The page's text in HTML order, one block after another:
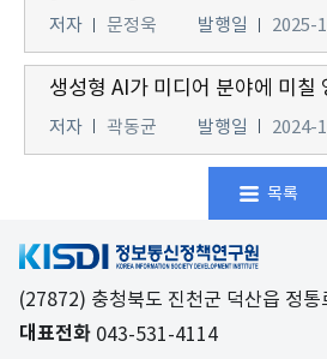
저자 문정욱 발행일 2025-
생성형 AI가 미디어 분야에 미칠
저자 곽동균 발행일 2024-
목록
(27872) 충청북도 진천군 덕산읍 정통
대표전화 043-531-4114